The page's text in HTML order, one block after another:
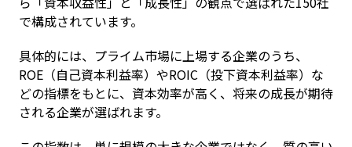
で構成されています。
具体的には、プライム市場に上場する企業のうち、
ROE（自己資本利益率）やROIC（投下資本利益率）な
どの指標をもとに、資本効率が高く、将来の成長が期待
される企業が選ばれます。